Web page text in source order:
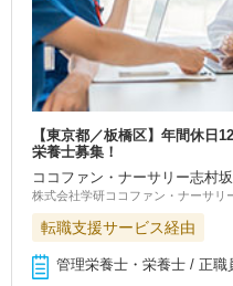
【東京都／板橋区】年間休
栄養士募集！
ココファン・ナーサリー志村
株式会社学研ココファン・ナーサリ
転職支援サービス経由
管理栄養士・栄養士 / 正職